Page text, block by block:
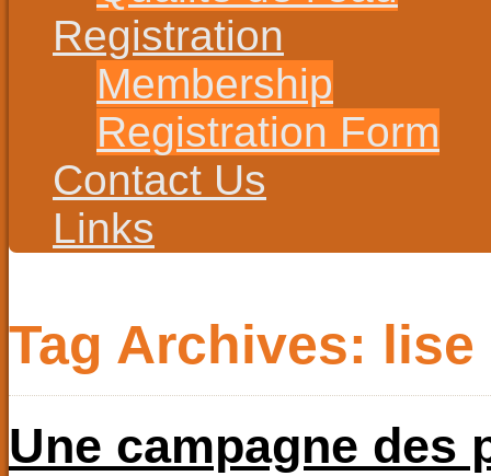
Registration
Membership
Registration Form
Contact Us
Links
Tag Archives: lise
Une campagne des